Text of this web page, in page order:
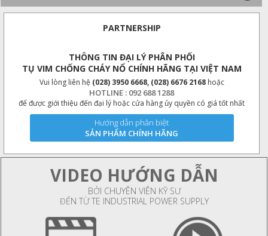
PARTNERSHIP
THÔNG TIN ĐẠI LÝ PHÂN PHỐI
TỤ VIM CHỐNG CHÁY NỔ CHÍNH HÃNG TẠI VIỆT NAM
Vui lòng liên hệ (028) 3950 6668, (028) 6676 2168hoặc
HOTLINE : 092 688 1288
để được giới thiệu đến đại lý hoặc cửa hàng ủy quyền có giá tốt nhất
Hướng dẫn phân biệt
SẢN PHẨM CHÍNH HÃNG
VIDEO HƯỚNG DẪN
BỞI CHUYÊN VIÊN KỸ SƯ
ĐẾN TỪ TE INDUSTRIAL POWER SUPPLY